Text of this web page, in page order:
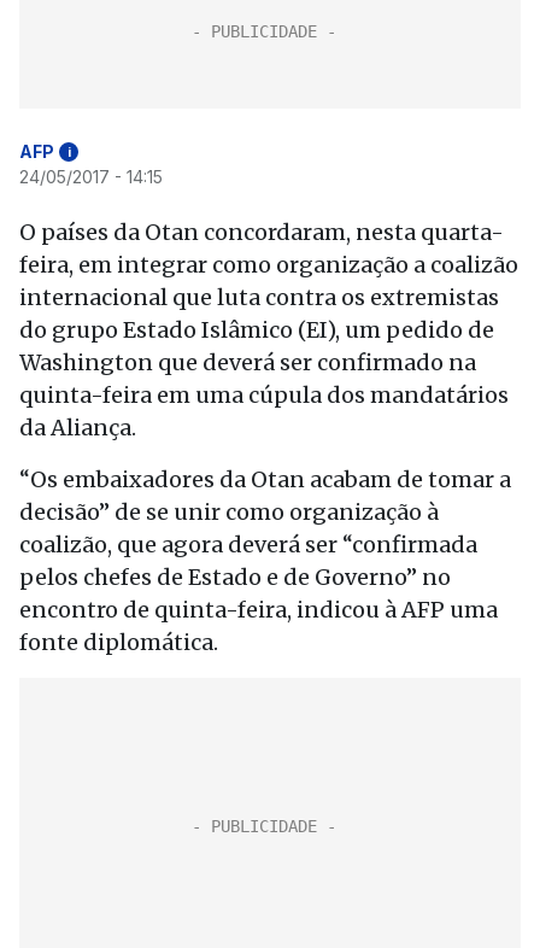
AFP i
24/05/2017 - 14:15
O países da Otan concordaram, nesta quarta-
feira, em integrar como organização a coalizão
internacional que luta contra os extremistas
do grupo Estado Islâmico (EI), um pedido de
Washington que deverá ser confirmado na
quinta-feira em uma cúpula dos mandatários
da Aliança.
“Os embaixadores da Otan acabam de tomar a
decisão” de se unir como organização à
coalizão, que agora deverá ser “confirmada
pelos chefes de Estado e de Governo” no
encontro de quinta-feira, indicou à AFP uma
fonte diplomática.